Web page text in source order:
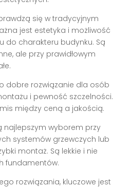
się w tradycyjnym
jest estetyka i możliwość
do charakteru budynku. Są
ale przy prawidłowym
dobre rozwiązanie dla osób
i pewność szczelności.
między ceną a jakością.
najlepszym wyborem przy
systemów grzewczych lub
montaż. Są lekkie i nie
fundamentów.
rozwiązania, kluczowe jest